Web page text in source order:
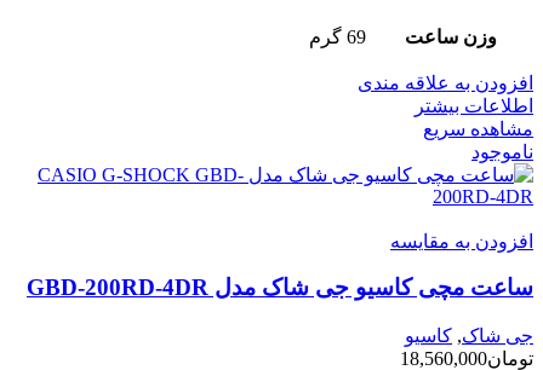
وزن ساعت 69 گرم
افزودن به علاقه مندی
اطلاعات بیشتر
مشاهده سریع
ناموجود
افزودن به مقایسه
ساعت مچی کاسیو جی شاک مدل GBD-200RD-4DR
جی شاک, کاسیو
تومان18,560,000